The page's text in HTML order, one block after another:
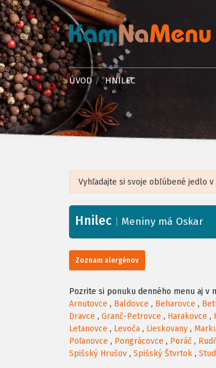
ÚVOD HNILEC
+
−
Hnilec Meniny má Oskar
Zoznam alergénov
Pozrite si ponuku denného menu aj v
Arnutovce , Baldovce , Beharovce ,
Dravce , Granč-Petrovce , Harakovce ,
Letanovce , Levoča , Lieskovany ,
Poľanovce , Pongrácovce , Poráč ,
Spišský Hrušov , Spišský Štvrtok ,